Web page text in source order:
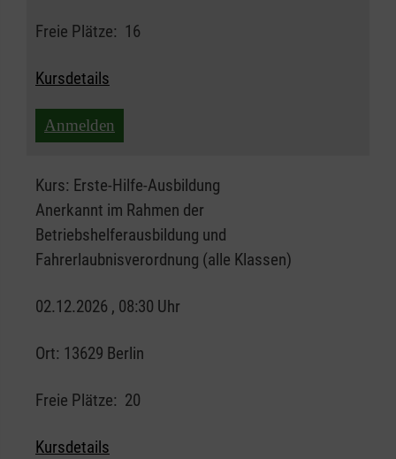
Freie Plätze: 16
Kursdetails
Anmelden
Kurs: Erste-Hilfe-Ausbildung
Anerkannt im Rahmen der
Betriebshelferausbildung und
Fahrerlaubnisverordnung (alle Klassen)
02.12.2026 , 08:30 Uhr
Ort: 13629 Berlin
Freie Plätze: 20
Kursdetails